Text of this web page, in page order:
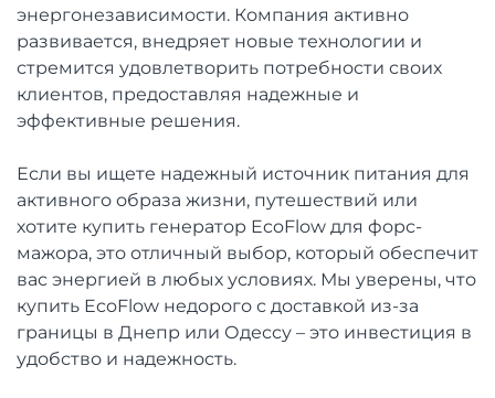
энергонезависимости. Компания активно
развивается, внедряет новые технологии и
стремится удовлетворить потребности своих
клиентов, предоставляя надежные и
эффективные решения.
Если вы ищете надежный источник питания для
активного образа жизни, путешествий или
хотите купить генератор EcoFlow для форс-
мажора, это отличный выбор, который обеспечит
вас энергией в любых условиях. Мы уверены, что
купить EcoFlow недорого с доставкой из-за
границы в Днепр или Одессу – это инвестиция в
удобство и надежность.